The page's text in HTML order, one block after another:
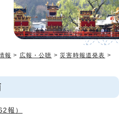
報 > 広報・公聴 > 災害時報道発表 >
報）